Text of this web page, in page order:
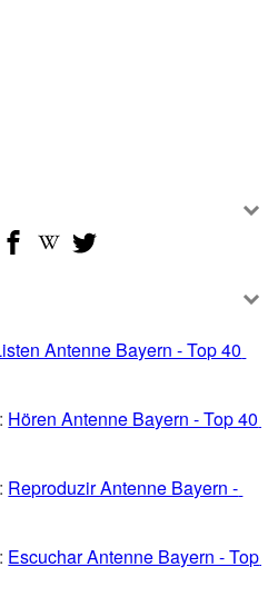
Antenne Bayern - Top 40
Hören Antenne Bayern - Top 40
Reproduzir Antenne Bayern -
Escuchar Antenne Bayern - Top